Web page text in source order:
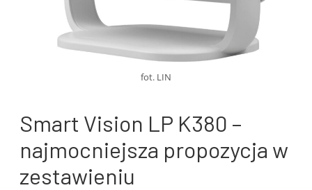
fot. LIN
Smart Vision LP K380 –
najmocniejsza propozycja w
zestawieniu